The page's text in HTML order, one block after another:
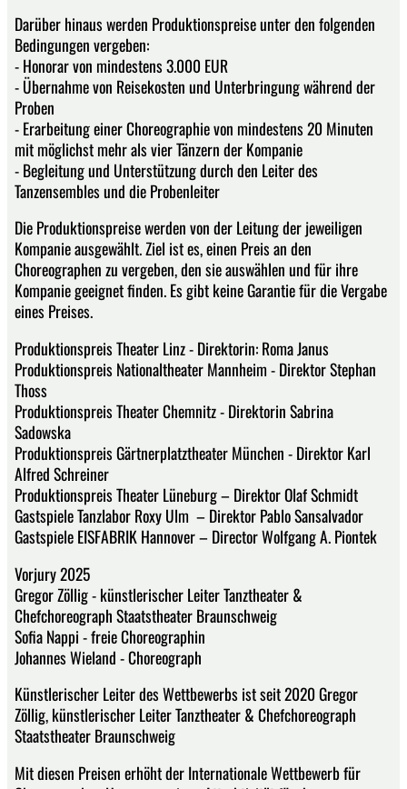
Darüber hinaus werden Produktionspreise unter den folgenden
Bedingungen vergeben:
- Honorar von mindestens 3.000 EUR
- Übernahme von Reisekosten und Unterbringung während der
Proben
- Erarbeitung einer Choreographie von mindestens 20 Minuten
mit möglichst mehr als vier Tänzern der Kompanie
- Begleitung und Unterstützung durch den Leiter des
Tanzensembles und die Probenleiter
Die Produktionspreise werden von der Leitung der jeweiligen
Kompanie ausgewählt. Ziel ist es, einen Preis an den
Choreographen zu vergeben, den sie auswählen und für ihre
Kompanie geeignet finden. Es gibt keine Garantie für die Vergabe
eines Preises.
Produktionspreis Theater Linz - Direktorin: Roma Janus
Produktionspreis Nationaltheater Mannheim - Direktor Stephan
Thoss
Produktionspreis Theater Chemnitz - Direktorin Sabrina
Sadowska
Produktionspreis Gärtnerplatztheater München - Direktor Karl
Alfred Schreiner
Produktionspreis Theater Lüneburg – Direktor Olaf Schmidt
Gastspiele Tanzlabor Roxy Ulm – Direktor Pablo Sansalvador
Gastspiele EISFABRIK Hannover – Director Wolfgang A. Piontek
Vorjury 2025
Gregor Zöllig - künstlerischer Leiter Tanztheater &
Chefchoreograph Staatstheater Braunschweig
Sofia Nappi - freie Choreographin
Johannes Wieland - Choreograph
Künstlerischer Leiter des Wettbewerbs ist seit 2020 Gregor
Zöllig, künstlerischer Leiter Tanztheater & Chefchoreograph
Staatstheater Braunschweig
Mit diesen Preisen erhöht der Internationale Wettbewerb für